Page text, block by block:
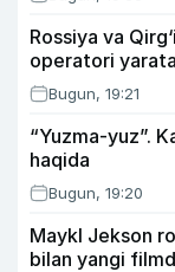
Rossiya va
operatori
Bugun, 19:21
“Yuzma-yuz”.
haqida
Bugun, 19:20
Maykl Jekson
bilan yangi